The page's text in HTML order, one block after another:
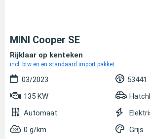
MINI Cooper SE
Rijklaar op kenteken
incl. btw en en standaard import pakket
03/2023
53441
135 KW
Automaat
0 g/km
Grijs